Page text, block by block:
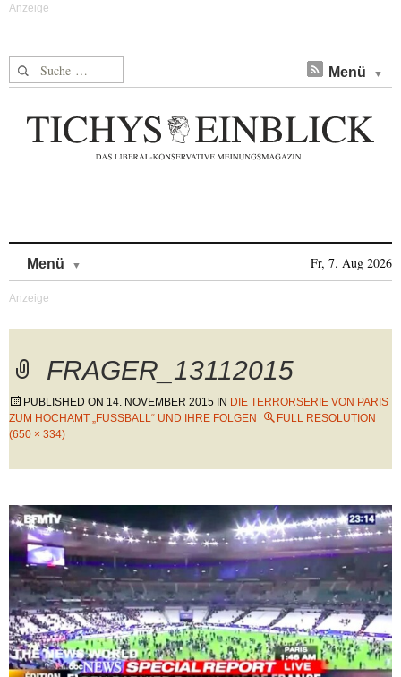
Suche nach: Menü
Menü Fr, 7. Aug 2026
FRAGER_13112015
PUBLISHED ON 14. NOVEMBER 2015 IN DIE TERRORSERIE VON PARIS
ZUM HOCHAMT „FUSSBALL“ UND IHRE FOLGEN
FULL RESOLUTION
(650 × 334)